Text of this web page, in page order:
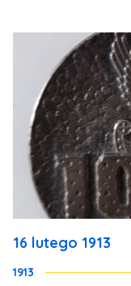
16 lutego 1913
1913